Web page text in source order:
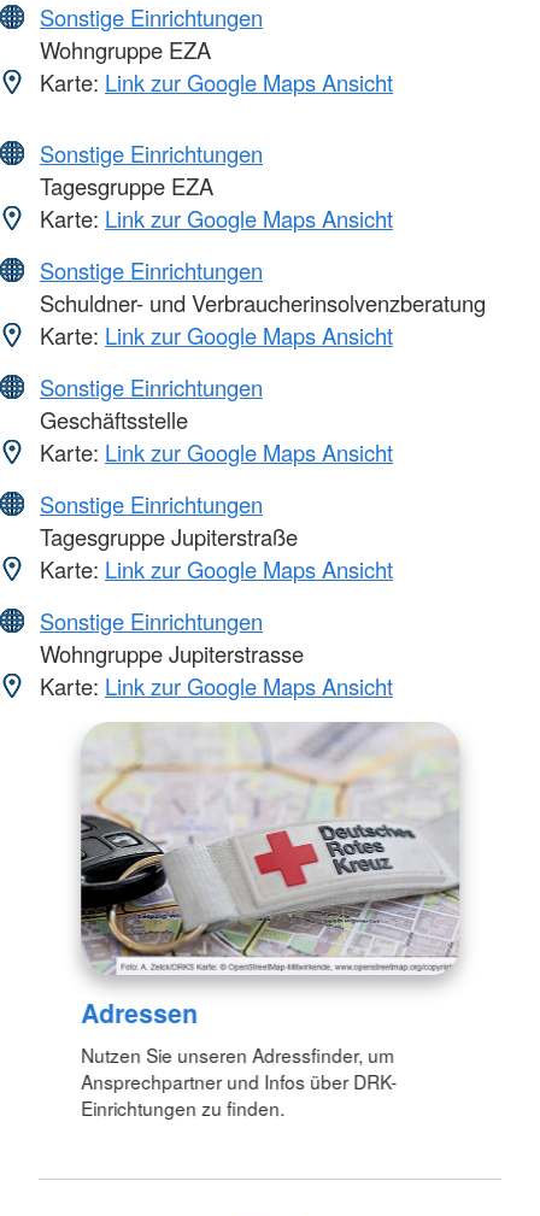
Sonstige Einrichtungen
Wohngruppe EZA
Karte: Link zur Google Maps Ansicht
Sonstige Einrichtungen
Tagesgruppe EZA
Karte: Link zur Google Maps Ansicht
Sonstige Einrichtungen
Schuldner- und Verbraucherinsolvenzberatung
Karte: Link zur Google Maps Ansicht
Sonstige Einrichtungen
Geschäftsstelle
Karte: Link zur Google Maps Ansicht
Sonstige Einrichtungen
Tagesgruppe Jupiterstraße
Karte: Link zur Google Maps Ansicht
Sonstige Einrichtungen
Wohngruppe Jupiterstrasse
Karte: Link zur Google Maps Ansicht
Adressen
Nutzen Sie unseren Adressfinder, um
Ansprechpartner und Infos über DRK-
Einrichtungen zu finden.